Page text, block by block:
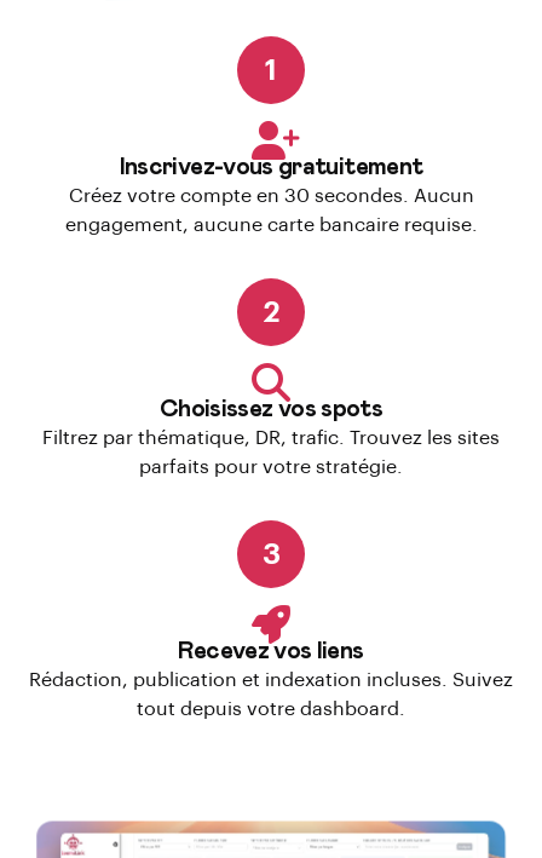
1
Inscrivez-vous gratuitement
Créez votre compte en 30 secondes. Aucun
engagement, aucune carte bancaire requise.
2
Choisissez vos spots
Filtrez par thématique, DR, trafic. Trouvez les sites
parfaits pour votre stratégie.
3
Recevez vos liens
Rédaction, publication et indexation incluses. Suivez
tout depuis votre dashboard.